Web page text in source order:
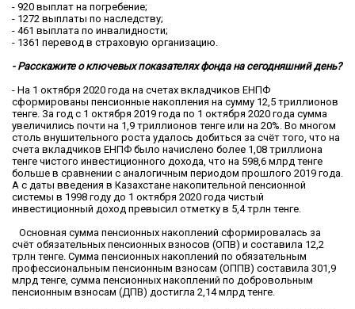
- 920 выплат на погребение;
- 1272 выплаты по наследству;
- 461 выплата по инвалидности;
- 1361 перевод в страховую организацию.
- Расскажите о ключевых показателях фонда на сегодняшний день?
- На 1 октября 2020 года на счетах вкладчиков ЕНПФ
сформированы пенсионные накопления на сумму 12,5 триллионов
тенге. За год с 1 октября 2019 года по 1 октября 2020 года сумма
увеличились почти на 1,9 триллионов тенге или на 20%. Во многом
столь внушительного роста удалось добиться за счёт того, что на
счета вкладчиков ЕНПФ было начислено более 1,08 триллиона
тенге чистого инвестиционного дохода, что на 598,6 млрд тенге
больше в сравнении с аналогичным периодом прошлого 2019 года.
А с даты введения в Казахстане накопительной пенсионной
системы в 1998 году до 1 октября 2020 года чистый
инвестиционный доход превысил отметку в 5,4 трлн тенге.
Основная сумма пенсионных накоплений сформировалась за
счёт обязательных пенсионных взносов (ОПВ) и составила 12,2
трлн тенге. Сумма пенсионных накоплений по обязательным
профессиональным пенсионным взносам (ОППВ) составила 301,9
млрд тенге, сумма пенсионных накоплений по добровольным
пенсионным взносам (ДПВ) достигла 2,14 млрд тенге.